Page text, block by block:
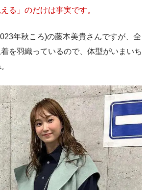
る」のだけは事実です。
年秋ころ)の藤本美貴さんですが、全
を羽織っているので、体型がいまいち